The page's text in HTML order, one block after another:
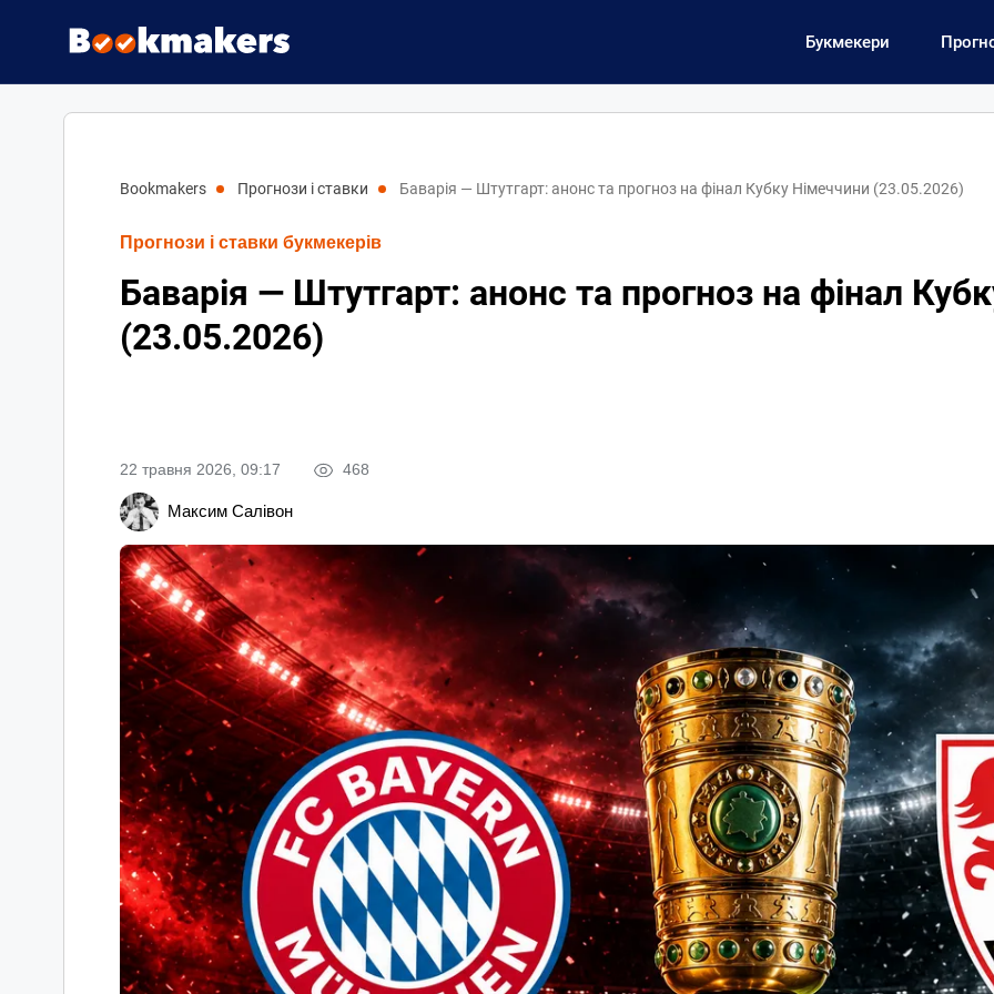
Букмекери
bookmakers прогнози і ставки Баварія — Штутгарт: анонс та прогноз на фінал Кубку Німеччини (23.05.2026)
Прогнози і ставки букмекерів
Баварія — Штутгарт: анонс та прогноз на фінал
(23.05.2026)
22 травня 2026, 09:17 468
Максим Салівон